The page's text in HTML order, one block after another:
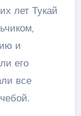
лет Тукай
и
его
все